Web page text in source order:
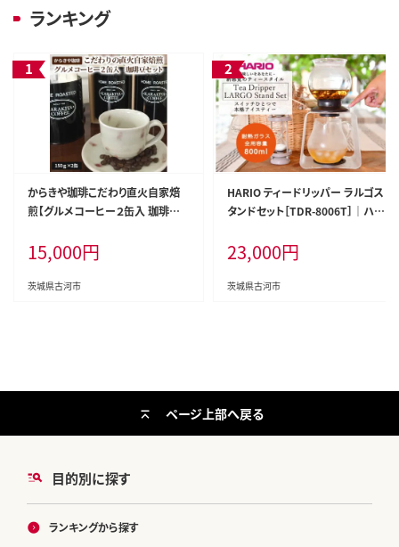
ランキング
からきや珈琲こだわり直火自家焙
煎【グルメコーヒー２缶入 珈琲豆セ
珈琲 豆 コーヒー豆 珈琲豆 飲料 ド
リンク 取り寄せ お取り寄せ 個包装
セット 詰合せ 詰め合わせ 飲み比べ
15,000円
茨城県古河市
HARIO ティードリッパー ラルゴス
タンドセット［TDR-8006T］｜ハリ
用品 キッチン用品 日本製 おしゃれ
かわいい 紅茶 茶 アイスティー ギ
フト_BD05
23,000円
茨城県古河市
目的別に探す
ランキングから探す
ページ上部へ戻る